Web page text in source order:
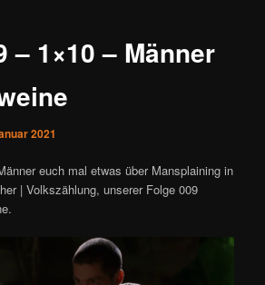
– 1×10 – Männer
2021
euch mal etwas über Mansplaining in
| Volkszählung, unserer Folge 009